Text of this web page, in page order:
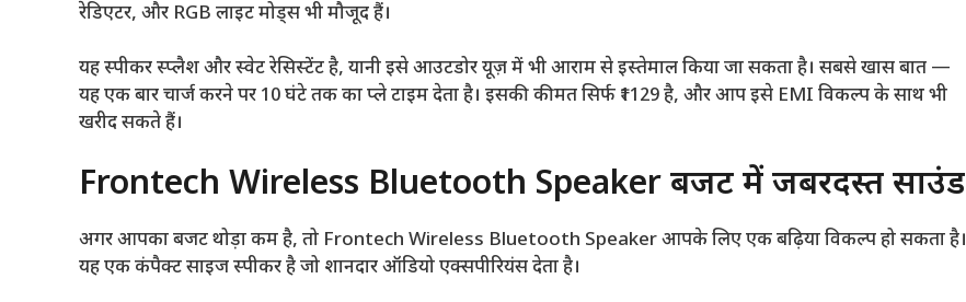
रेडिएटर, और RGB लाइट मोड्स भी मौजूद हैं।
यह स्पीकर स्प्लैश और स्वेट रेसिस्टेंट है, यानी इसे आउटडोर यूज़ में भी आराम से इस्तेमाल किया जा सकता है। सबसे खास बात —
यह एक बार चार्ज करने पर 10 घंटे तक का प्ले टाइम देता है। इसकी कीमत सिर्फ ₹1129 है, और आप इसे EMI विकल्प के साथ भी
खरीद सकते हैं।
Frontech Wireless Bluetooth Speaker बजट में जबरदस्त साउंड
अगर आपका बजट थोड़ा कम है, तो Frontech Wireless Bluetooth Speaker आपके लिए एक बढ़िया विकल्प हो सकता है।
यह एक कंपैक्ट साइज स्पीकर है जो शानदार ऑडियो एक्सपीरियंस देता है।